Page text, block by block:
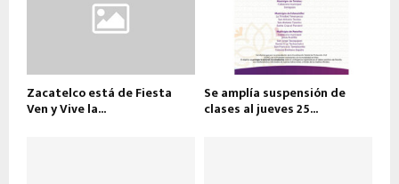
Zacatelco está de Fiesta
Ven y Vive la...
Se amplía suspensión de
clases al jueves 25...